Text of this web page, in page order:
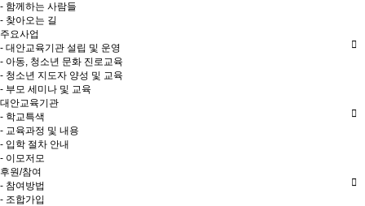
- 함께하는 사람들
- 찾아오는 길
주요사업
- 대안교육기관 설립 및 운영
- 아동, 청소년 문화 진로교육
- 청소년 지도자 양성 및 교육
- 부모 세미나 및 교육
대안교육기관
- 학교특색
- 교육과정 및 내용
- 입학 절차 안내
- 이모저모
후원/참여
- 참여방법
- 조합가입